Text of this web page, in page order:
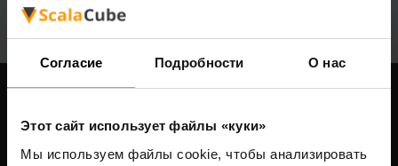
Согласие Подробности О нас
Этот сайт использует файлы «куки»
Мы используем файлы cookie, чтобы анализировать